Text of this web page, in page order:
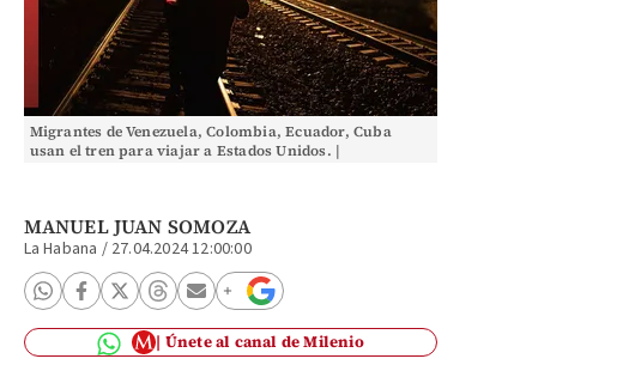
Migrantes de Venezuela, Colombia, Ecuador, Cuba
usan el tren para viajar a Estados Unidos. |
MANUEL JUAN SOMOZA
La Habana / 27.04.2024 12:00:00
Únete al canal de Milenio